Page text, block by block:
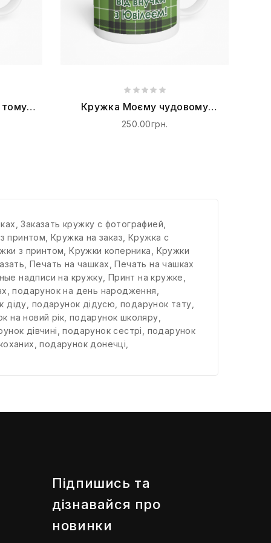
Кружка Моєму чудовому
дідусеві від внучки з Ювілеєм
250.00грн.
,Заказать кружку с фотографией
принтом ,Кружка на заказ Кружка с
з принтом ,Кружки коперника
Кружки
,Печать на чашках ,Печать на чашках
надписи на кружку Принт на кружке
,подарунок на день народження
діду подарунок дідусю подарунок тату
на новий рік подарунок школяру
дівчині ,подарунок сестрі
подарунок
,подарунок донечці
Підпишись та
дізнавайся про
новинки